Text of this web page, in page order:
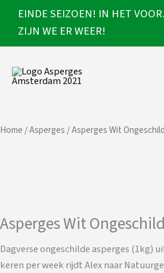
EINDE SEIZOEN! IN HET
ZIJN WE ER WEER!
Home /Asperges / Asperges Wit
Asperges Wit
Dagverse ongeschilde asperges (1kg)
keren per week rijdt Alex naar